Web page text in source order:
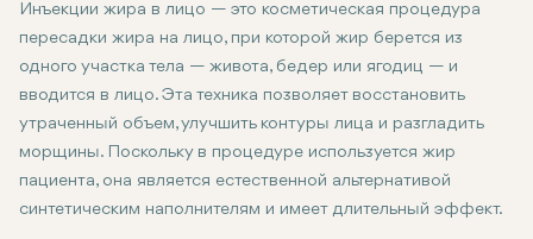
области лица для достижения более естественного и
молодого вида. С развитием косметической хирургии
инъекции жира становятся все более привлекательной
альтернативой традиционным наполнителям.
Инъекции жира в лицо — это косметическая процедура
пересадки жира на лицо, при которой жир берется из
одного участка тела — живота, бедер или ягодиц — и
вводится в лицо. Эта техника позволяет восстановить
утраченный объем, улучшить контуры лица и разгладить
морщины. Поскольку в процедуре используется жир
пациента, она является естественной альтернативой
синтетическим наполнителям и имеет длительный эффект.